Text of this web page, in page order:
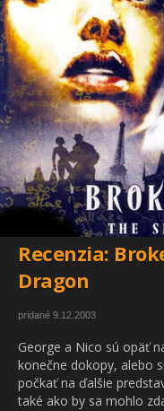
Recenzia:
Dragon
pridané 9.12.2003
George a Nico sú opäť
konečne dokopy, alebo
počkať na ďalšie
také ako by sa mohlo